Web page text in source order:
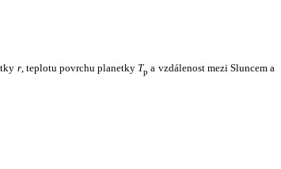
r, teplotu povrchu planetky Tp a vzdálenost mezi Sluncem a